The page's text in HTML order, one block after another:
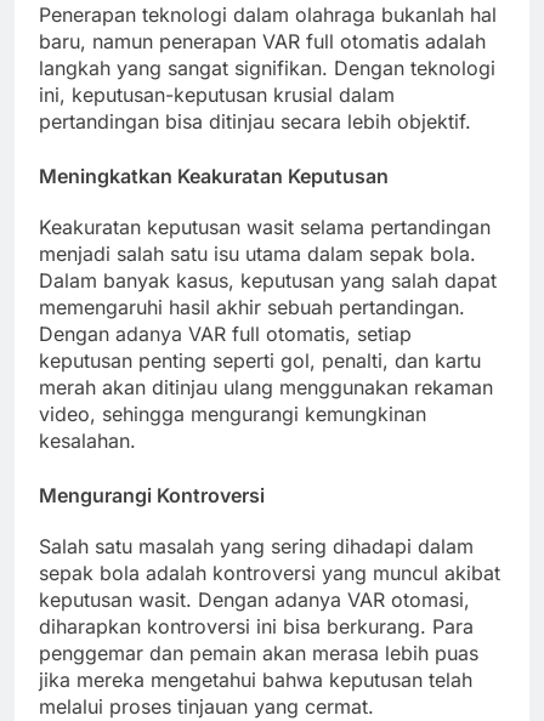
Penerapan teknologi dalam olahraga bukanlah hal
baru, namun penerapan VAR full otomatis adalah
langkah yang sangat signifikan. Dengan teknologi
ini, keputusan-keputusan krusial dalam
pertandingan bisa ditinjau secara lebih objektif.
Meningkatkan Keakuratan Keputusan
Keakuratan keputusan wasit selama pertandingan
menjadi salah satu isu utama dalam sepak bola.
Dalam banyak kasus, keputusan yang salah dapat
memengaruhi hasil akhir sebuah pertandingan.
Dengan adanya VAR full otomatis, setiap
keputusan penting seperti gol, penalti, dan kartu
merah akan ditinjau ulang menggunakan rekaman
video, sehingga mengurangi kemungkinan
kesalahan.
Mengurangi Kontroversi
Salah satu masalah yang sering dihadapi dalam
sepak bola adalah kontroversi yang muncul akibat
keputusan wasit. Dengan adanya VAR otomasi,
diharapkan kontroversi ini bisa berkurang. Para
penggemar dan pemain akan merasa lebih puas
jika mereka mengetahui bahwa keputusan telah
melalui proses tinjauan yang cermat.